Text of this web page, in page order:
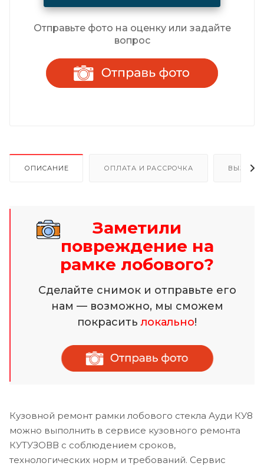
Отправьте фото на оценку или задайте
вопрос
ОПИСАНИЕ ОПЛАТА И РАССРОЧКА ВЫЗОВ
Заметили
повреждение на
рамке лобового?
Сделайте снимок и отправьте его
нам — возможно, мы сможем
покраситьлокально!
Кузовной ремонт рамки лобового стекла Ауди КУ8
можно выполнить в сервисе кузовного ремонта
КУТУЗОВВ с соблюдением сроков,
технологических норм и требований. Сервис